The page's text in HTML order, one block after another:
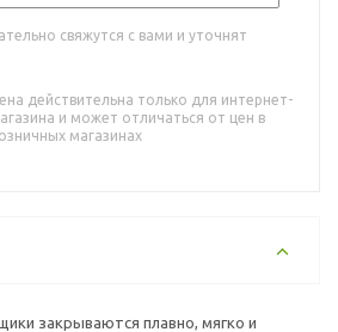
свяжутся с вами и уточнят
действительна только для интернет-
и может отличаться от цен в
магазинах
закрываются плавно, мягко и